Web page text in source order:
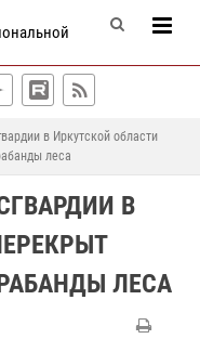
в Иркутской области
леса
В
ЛЕСА